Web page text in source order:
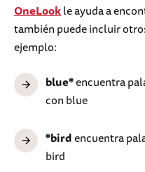
OneLookle ayuda a
también puede incluir
ejemplo:
blue*encuentra
con blue
*birdencuentra
bird